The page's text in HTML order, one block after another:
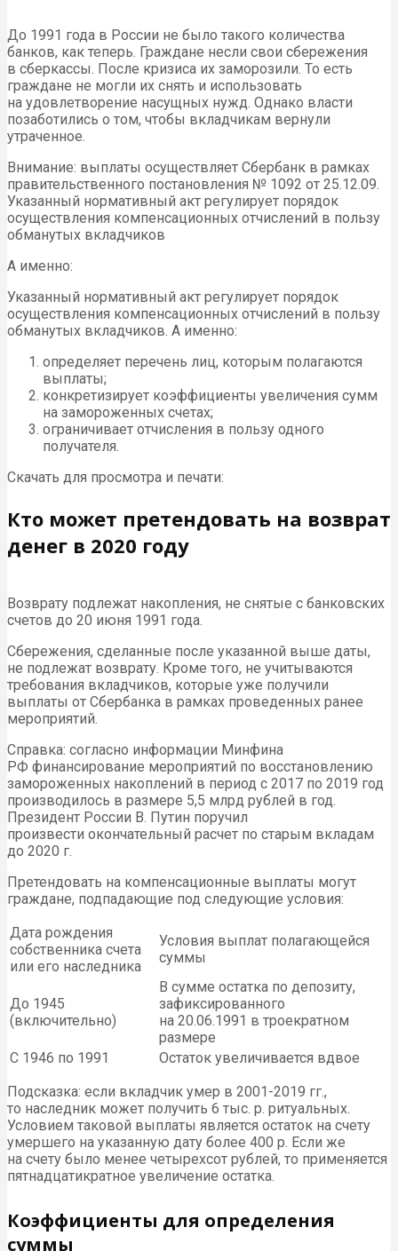
До 1991 года в России не было такого количества
банков, как теперь. Граждане несли свои сбережения
в сберкассы. После кризиса их заморозили. То есть
граждане не могли их снять и использовать
на удовлетворение насущных нужд. Однако власти
позаботились о том, чтобы вкладчикам вернули
утраченное.
Внимание: выплаты осуществляет Сбербанк в рамках
правительственного постановления № 1092 от 25.12.09.
Указанный нормативный акт регулирует порядок
осуществления компенсационных отчислений в пользу
обманутых вкладчиков
А именно:
Указанный нормативный акт регулирует порядок
осуществления компенсационных отчислений в пользу
обманутых вкладчиков. А именно:
определяет перечень лиц, которым полагаются
выплаты;
конкретизирует коэффициенты увеличения сумм
на замороженных счетах;
ограничивает отчисления в пользу одного
получателя.
Скачать для просмотра и печати:
Кто может претендовать на возврат
денег в 2020 году
Возврату подлежат накопления, не снятые с банковских
счетов до 20 июня 1991 года.
Сбережения, сделанные после указанной выше даты,
не подлежат возврату. Кроме того, не учитываются
требования вкладчиков, которые уже получили
выплаты от Сбербанка в рамках проведенных ранее
мероприятий.
Справка: согласно информации Минфина
РФ финансирование мероприятий по восстановлению
замороженных накоплений в период с 2017 по 2019 год
производилось в размере 5,5 млрд рублей в год.
Президент России В. Путин поручил
произвести окончательный расчет по старым вкладам
до 2020 г.
Претендовать на компенсационные выплаты могут
граждане, подпадающие под следующие условия:
Дата рождения
собственника счета
или его наследника
Условия выплат полагающейся
суммы
До 1945
(включительно)
В сумме остатка по депозиту,
зафиксированного
на 20.06.1991 в троекратном
размере
С 1946 по 1991
Остаток увеличивается вдвое
Подсказка: если вкладчик умер в 2001-2019 гг.,
то наследник может получить 6 тыс. р. ритуальных.
Условием таковой выплаты является остаток на счету
умершего на указанную дату более 400 р. Если же
на счету было менее четырехсот рублей, то применяется
пятнадцатикратное увеличение остатка.
Коэффициенты для определения
суммы